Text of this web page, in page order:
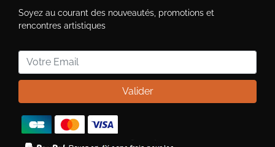
Soyez au courant des nouveautés, promotions et
rencontres artistiques
Valider